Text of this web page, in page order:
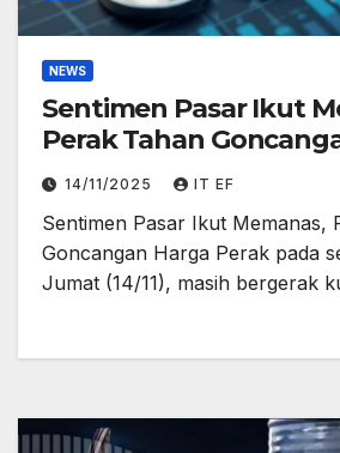
NEWS
Sentimen Pasar Ikut
Perak Tahan
14/11/2025 IT EF
Sentimen Pasar Ikut Memanas,
Goncangan Harga Perak pada
Jumat (14/11), masih bergerak